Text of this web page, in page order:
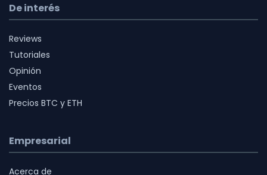
De interés
Reviews
Tutoriales
Opinión
Eventos
Precios BTC y ETH
Empresarial
Acerca de